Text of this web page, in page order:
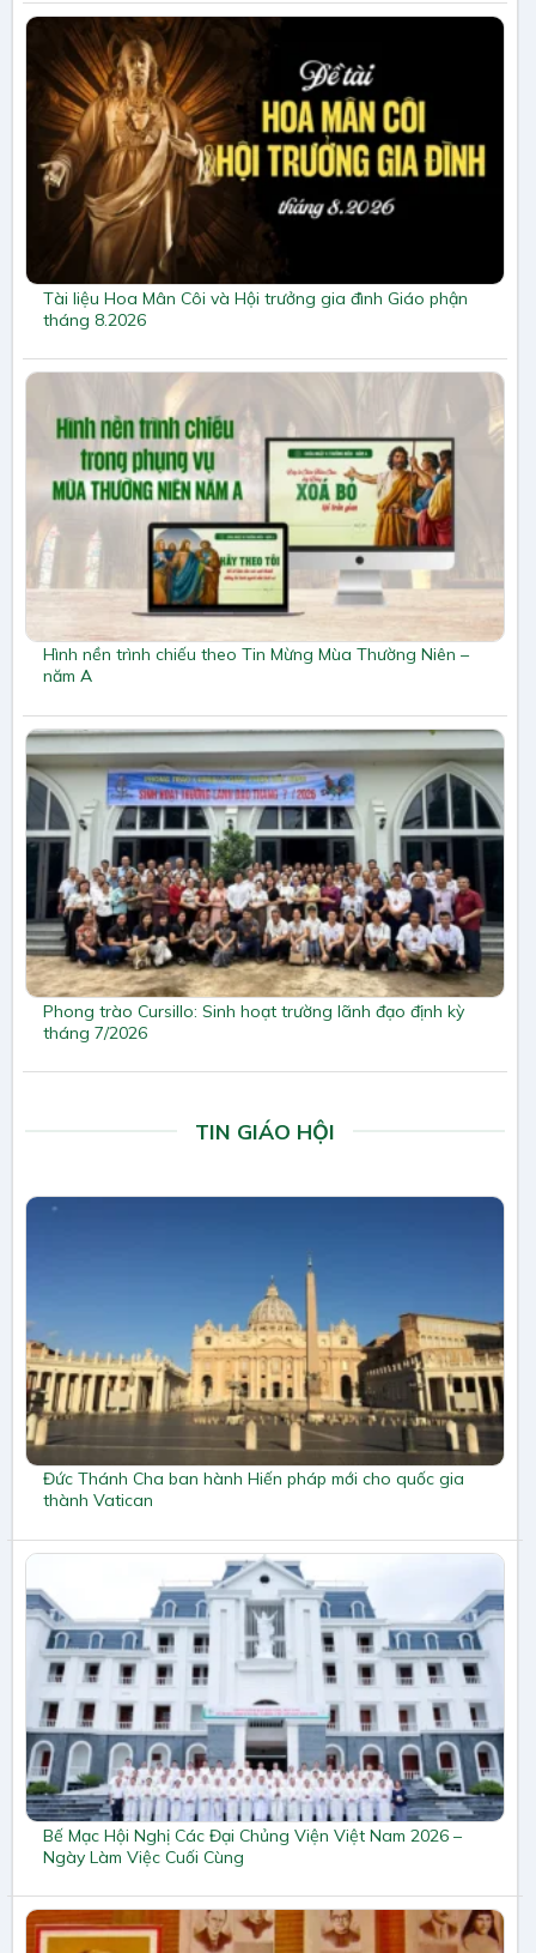
Tài liệu Hoa Mân Côi và Hội trưởng gia đình Giáo phận
tháng 8.2026
Hình nền trình chiếu theo Tin Mừng Mùa Thường Niên –
năm A
Phong trào Cursillo: Sinh hoạt trường lãnh đạo định kỳ
tháng 7/2026
TIN GIÁO HỘI
Đức Thánh Cha ban hành Hiến pháp mới cho quốc gia
thành Vatican
Bế Mạc Hội Nghị Các Đại Chủng Viện Việt Nam 2026 –
Ngày Làm Việc Cuối Cùng